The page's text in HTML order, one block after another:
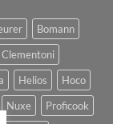
Bomann
Clementoni
Helios
Hoco
Nuxe
Proficook